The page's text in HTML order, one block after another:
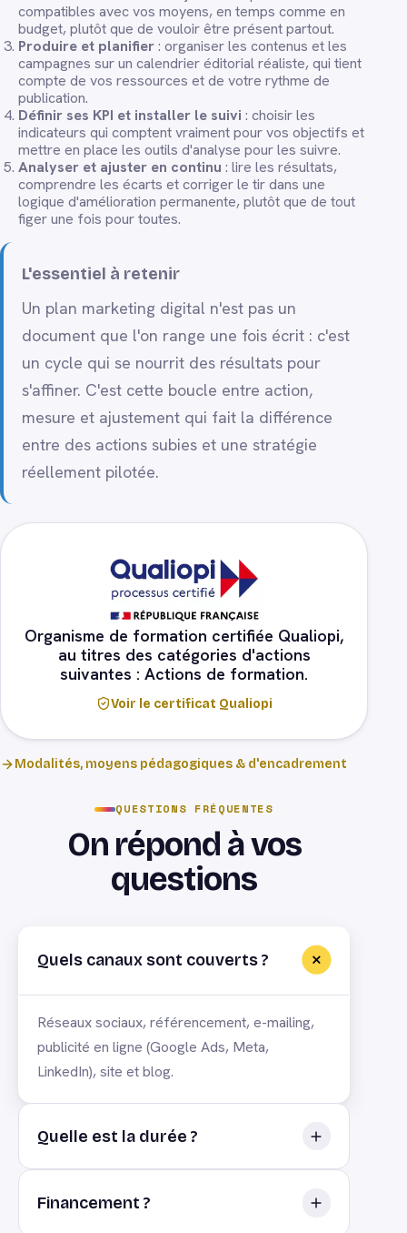
compatibles avec vos moyens, en temps comme en
budget, plutôt que de vouloir être présent partout.
Produire et planifier: organiser les contenus et les
campagnes sur un calendrier éditorial réaliste, qui tient
compte de vos ressources et de votre rythme de
publication.
Définir ses KPI et installer le suivi : choisir les
indicateurs qui comptent vraiment pour vos objectifs et
mettre en place les outils d'analyse pour les suivre.
Analyser et ajuster en continu : lire les résultats,
comprendre les écarts et corriger le tir dans une
logique d'amélioration permanente, plutôt que de tout
figer une fois pour toutes.
L'essentiel à retenir
Un plan marketing digital n'est pas un
document que l'on range une fois écrit : c'est
un cycle qui se nourrit des résultats pour
s'affiner. C'est cette boucle entre action,
mesure et ajustement qui fait la différence
entre des actions subies et une stratégie
réellement pilotée.
Organisme de formation certifiée Qualiopi,
au titres des catégories d'actions
suivantes : Actions de formation.
Voir le certificat Qualiopi
Modalités, moyens pédagogiques & d'encadrement
QUESTIONS FRÉQUENTES
On répond à vos
questions
Quels canaux sont couverts ?
Réseaux sociaux, référencement, e-mailing,
publicité en ligne (Google Ads, Meta,
LinkedIn), site et blog.
Quelle est la durée ?
En général 2 journées (14 h) pour acquérir les
Financement ?